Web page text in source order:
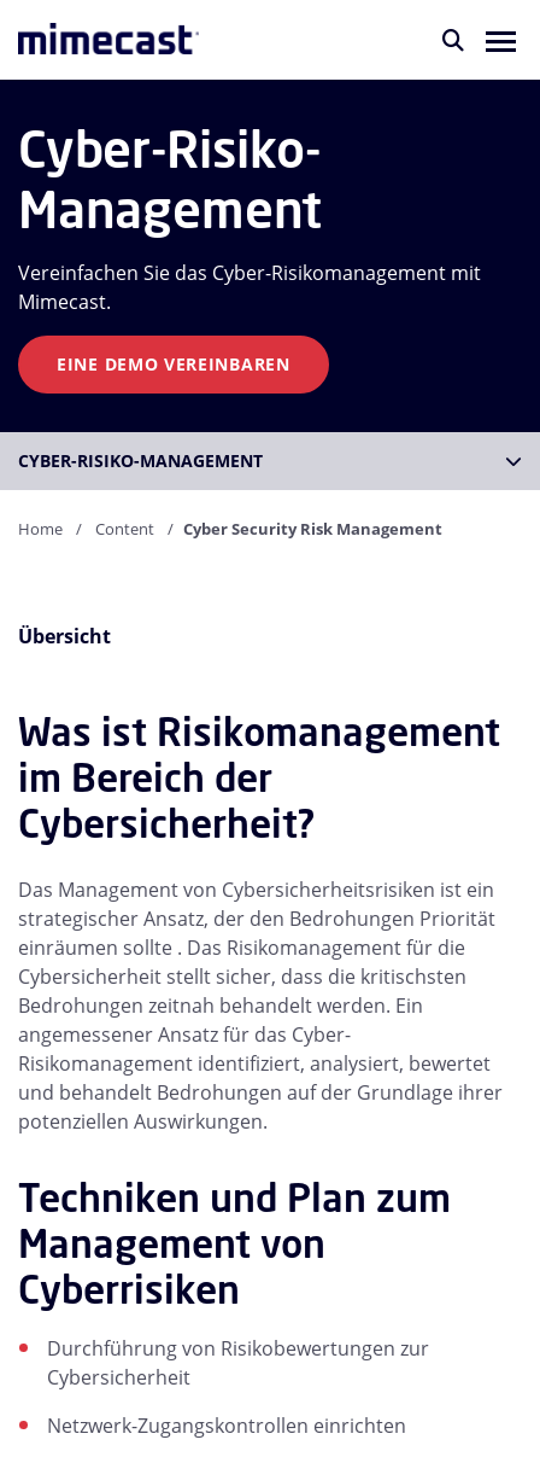
Cyber-Risiko-
Management
Vereinfachen Sie das Cyber-Risikomanagement mit
Mimecast.
EINE DEMO VEREINBAREN
CYBER-RISIKO-MANAGEMENT
Home Content Cyber Security Risk Management
Übersicht
Was ist Risikomanagement
im Bereich der
Cybersicherheit?
Das Management von Cybersicherheitsrisiken ist ein
strategischer Ansatz, der den Bedrohungen Priorität
einräumen sollte . Das Risikomanagement für die
Cybersicherheit stellt sicher, dass die kritischsten
Bedrohungen zeitnah behandelt werden. Ein
angemessener Ansatz für das Cyber-
Risikomanagement identifiziert, analysiert, bewertet
und behandelt Bedrohungen auf der Grundlage ihrer
potenziellen Auswirkungen.
Techniken und Plan zum
Management von
Cyberrisiken
Durchführung von Risikobewertungen zur
Cybersicherheit
Netzwerk-Zugangskontrollen einrichten